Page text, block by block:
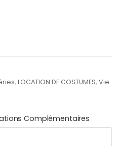
,LOCATION DE COSTUMES,Vie
Complémentaires